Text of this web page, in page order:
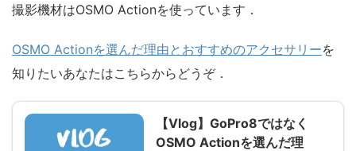
撮影機材はOSMO Actionを使っています．
OSMO Actionを選んだ理由とおすすめのアクセサリーを
知りたいあなたはこちらからどうぞ．
【Vlog】GoPro8ではなく
OSMO Actionを選んだ理